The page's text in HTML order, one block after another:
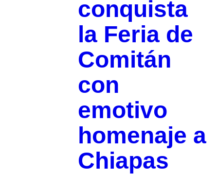
conquista
la Feria de
Comitán
con
emotivo
homenaje a
Chiapas